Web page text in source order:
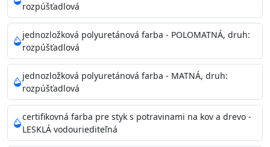
Príprava povrchu
Povrchy musia byť hladké, čisté, suché, zbavené prachu,
mastnoty, solí a materiálov so zlou priľnavosťou. Otvory
alebo trhliny vyplňte
akrylovým tmelom Acrylic putty, Visto alebo Acrylic light
putty a prebrúste. Nové alebo porézne povrchy natreté
menej kvalitnými farbami
vždy penetrujte. Odporúčané penetračné nátery
Acrylan Unco, Gypsum board alebo Vitex Primer 100% a
rozpúšťadlová
jednozložková polyuretánová farba - POLOMATNÁ, druh:
rozpúšťadlová
jednozložková polyuretánová farba - MATNÁ, druh:
rozpúšťadlová
certifikovná farba pre styk s potravinami na kov a drevo -
LESKLÁ vodouriediteľná